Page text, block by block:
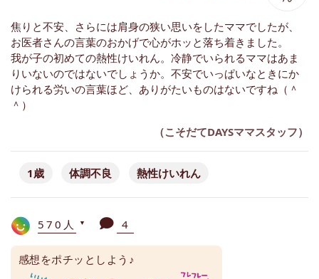
焦りと不安、さらには肩身の狭い思いをしたママでしたが、
お医者さんの言葉のおかげで心がホッと落ち着きました。
我が子の初めての熱性けいれん。冷静でいられるママはあま
りいないのではないでしょうか。不安でいっぱいなときにか
けられる労いの言葉ほど、ありがたいものはないですね（＾
＾）
（こそだてDAYSママスタッフ）
1歳 体調不良 熱性けいれん
570人 ▼ 4
感想をポチッとしよう♪